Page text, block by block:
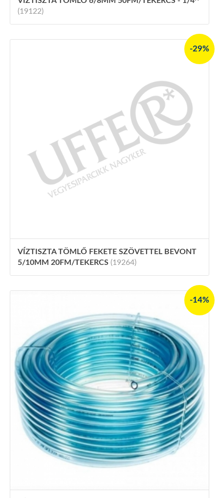
(19122)
-29%
VÍZTISZTA TÖMLŐ FEKETE SZÖVETTEL BEVONT
5/10MM 20FM/TEKERCS (19264)
-14%